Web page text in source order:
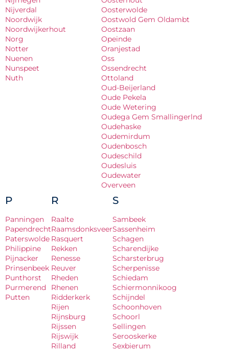
Nijverdal
Noordwijk
Noordwijkerhout
Norg
Notter
Nuenen
Nunspeet
Nuth
Oosterwolde
Oostwold Gem Oldambt
Oostzaan
Opeinde
Oranjestad
Oss
Ossendrecht
Ottoland
Oud-Beijerland
Oude Pekela
Oude Wetering
Oudega Gem Smallingerlnd
Oudehaske
Oudemirdum
Oudenbosch
Oudeschild
Oudesluis
Oudewater
Overveen
P
Panningen
Papendrecht
Paterswolde
Philippine
Pijnacker
Prinsenbeek
Punthorst
Purmerend
Putten
R
Raalte
Raamsdonksveer
Rasquert
Rekken
Renesse
Reuver
Rheden
Rhenen
Ridderkerk
Rijen
Rijnsburg
Rijssen
Rijswijk
Rilland
S
Sambeek
Sassenheim
Schagen
Scharendijke
Scharsterbrug
Scherpenisse
Schiedam
Schiermonnikoog
Schijndel
Schoonhoven
Schoorl
Sellingen
Serooskerke
Sexbierum